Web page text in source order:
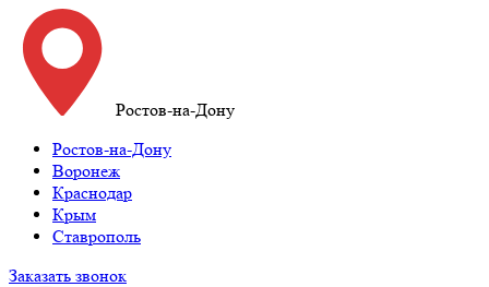
Ростов-на-Дону
Ростов-на-Дону
Воронеж
Краснодар
Крым
Ставрополь
Заказать звонок